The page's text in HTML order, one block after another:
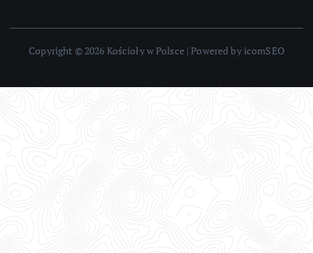
Copyright © 2026 Kościoły w Polsce | Powered by icomSEO